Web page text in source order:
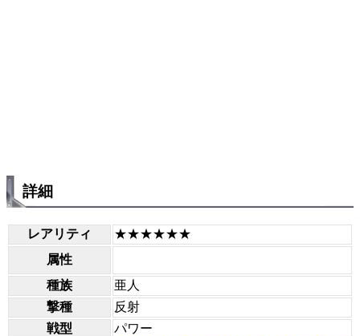
詳細
レアリティ
★★★★★★
属性
種族
亜人
撃種
反射
戦型
パワー